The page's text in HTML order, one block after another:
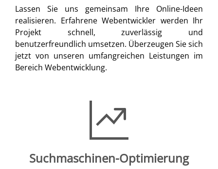
Lassen Sie uns gemeinsam Ihre Online-Ideen
realisieren. Erfahrene Webentwickler werden Ihr
Projekt schnell, zuverlässig und
benutzerfreundlich umsetzen. Überzeugen Sie sich
jetzt von unseren umfangreichen Leistungen im
Bereich Webentwicklung.
Suchmaschinen-Optimierung